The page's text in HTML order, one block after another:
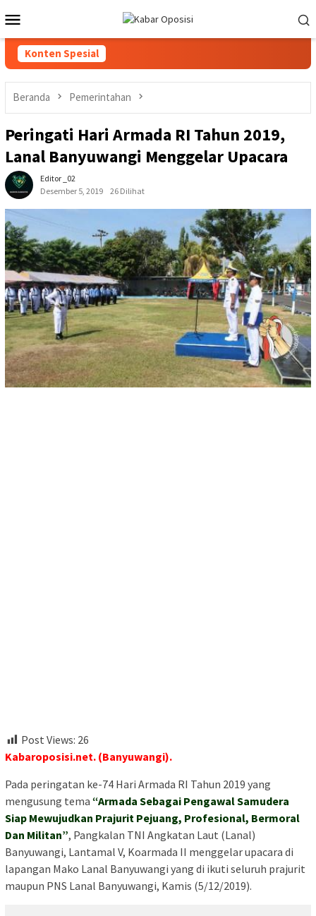
ke
kontenMobile
Konten Spesial
Beranda Pemerintahan
Peringati Hari Armada RI Tahun 2019,
Lanal Banyuwangi Menggelar Upacara
Editor _02
Desember 5, 2019
26 Dilihat
Post Views: 26
Kabaroposisi.net. (Banyuwangi).
Pada peringatan ke-74 Hari Armada RI Tahun 2019 yang
mengusung tema “Armada Sebagai Pengawal Samudera
Siap Mewujudkan Prajurit Pejuang, Profesional, Bermoral
Dan Militan”, Pangkalan TNI Angkatan Laut (Lanal)
Banyuwangi, Lantamal V, Koarmada II menggelar upacara di
lapangan Mako Lanal Banyuwangi yang di ikuti seluruh prajurit
maupun PNS Lanal Banyuwangi, Kamis (5/12/2019).